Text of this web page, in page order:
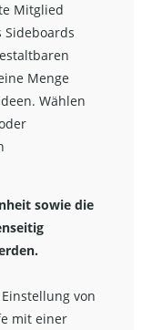
Mitglied
Menge
Wählen
sowie die
von
mit einer